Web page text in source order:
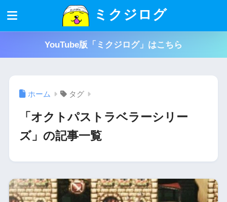
ミクジログ
YouTube版「ミクジログ」はこちら
ホーム タグ
「オクトパストラベラーシリー
ズ」の記事一覧